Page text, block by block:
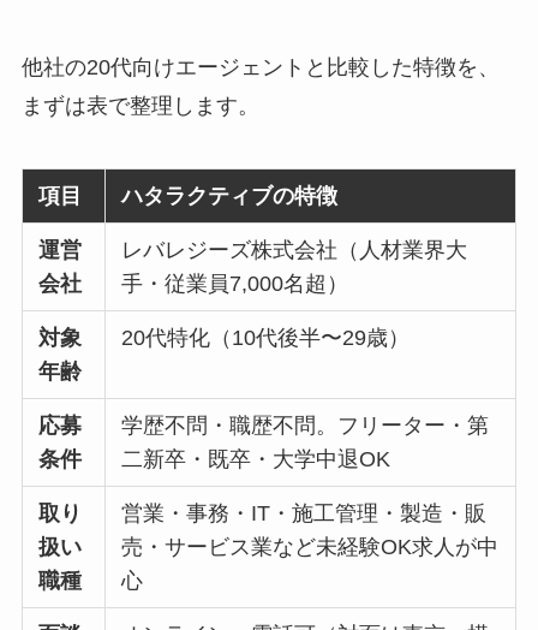
他社の20代向けエージェントと比較した特徴を、
まずは表で整理します。
項目 ハタラクティブの特徴
運営
会社
レバレジーズ株式会社（人材業界大
手・従業員7,000名超）
対象
年齢
20代特化（10代後半〜29歳）
応募
条件
学歴不問・職歴不問。フリーター・第
二新卒・既卒・大学中退OK
取り
扱い
職種
営業・事務・IT・施工管理・製造・販
売・サービス業など未経験OK求人が中
心